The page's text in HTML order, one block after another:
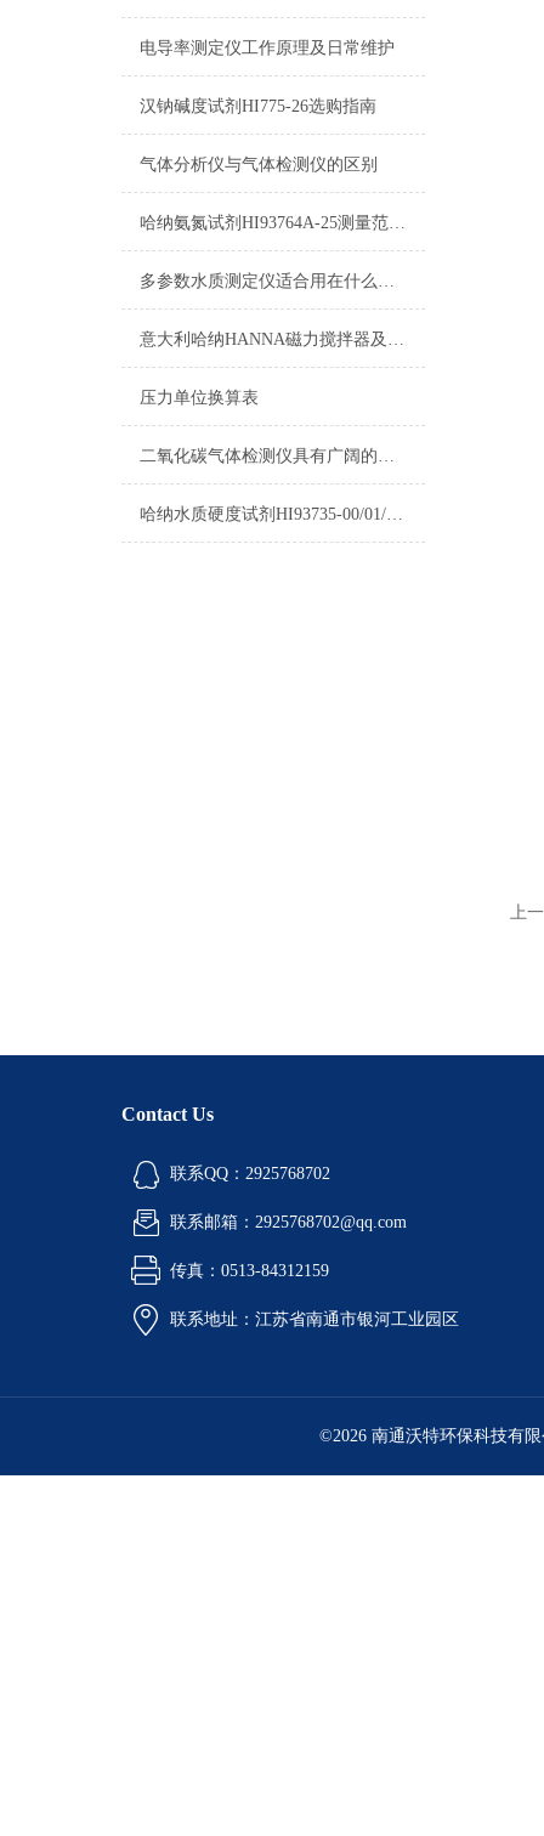
电导率测定仪工作原理及日常维护
汉钠碱度试剂HI775-26选购指南
气体分析仪与气体检测仪的区别
哈纳氨氮试剂HI93764A-25测量范围及操作指南
多参数水质测定仪适合用在什么场合？
意大利哈纳HANNA磁力搅拌器及其它产品清单
压力单位换算表
二氧化碳气体检测仪具有广阔的应用市场
哈纳水质硬度试剂HI93735-00/01/02选购指南
上
Contact Us
联系QQ：2925768702
联系邮箱：2925768702@qq.com
传真：0513-84312159
联系地址：江苏省南通市银河工业园区
©2026 南通沃特环保科技有